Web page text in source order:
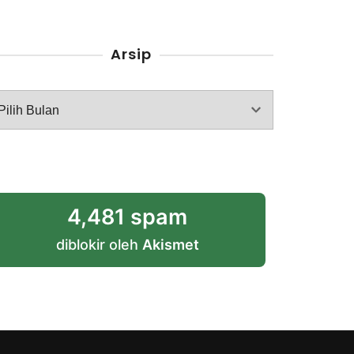
Arsip
4,481 spam
diblokir oleh Akismet